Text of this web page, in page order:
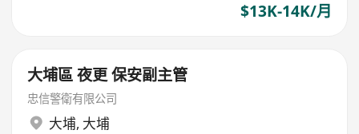
$13K-14K/月
大埔區 夜更 保安副主管
忠信警衛有限公司
大埔, 大埔